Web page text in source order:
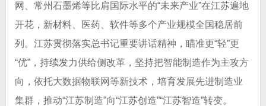
网、常州石墨烯等比肩国际水平的“未来产业”在江苏遍地
开花，新材料、医药、软件等多个产业规模全国稳居前
列。江苏贯彻落实总书记重要讲话精神，瞄准更“轻”更
“优”，持续发力供给侧改革，坚持把智能制造作为主攻方
向，依托大数据物联网等新技术，培育发展先进制造业
集群，推动“江苏制造”向“江苏创造”“江苏智造”转变。